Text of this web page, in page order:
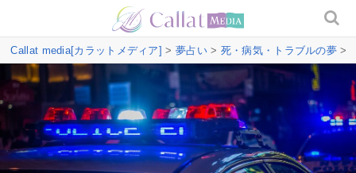
Callat media[カラットメディア] > 夢占い> 死・病気・トラブルの夢 >